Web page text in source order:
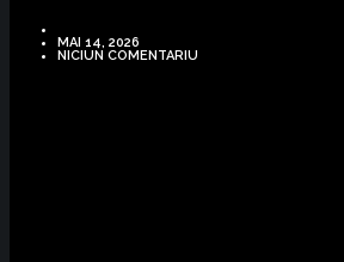
MAI 14, 2026
NICIUN COMENTARIU